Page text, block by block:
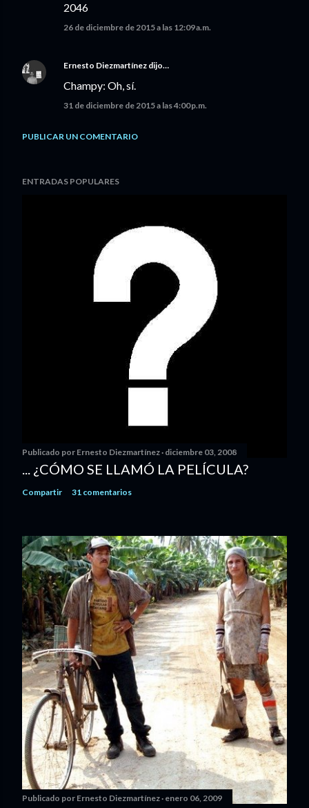
2046
26 de diciembre de 2015 a las 12:09 a.m.
Ernesto Diezmartínez dijo…
Champy: Oh, sí.
31 de diciembre de 2015 a las 4:00 p.m.
PUBLICAR UN COMENTARIO
ENTRADAS POPULARES
Publicado por Ernesto Diezmartínez diciembre 03, 2008
... ¿CÓMO SE LLAMÓ LA PELÍCULA?
Compartir 31 comentarios
Publicado por Ernesto Diezmartínez enero 06, 2009